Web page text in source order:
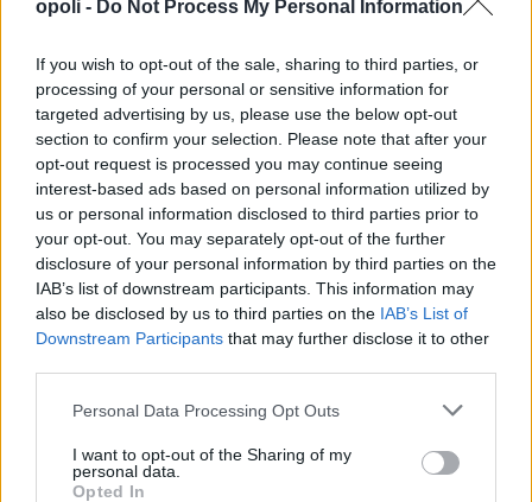
opoli - Do Not Process My Personal Information
If you wish to opt-out of the sale, sharing to third parties, or
processing of your personal or sensitive information for
targeted advertising by us, please use the below opt-out
section to confirm your selection. Please note that after your
opt-out request is processed you may continue seeing
interest-based ads based on personal information utilized by
us or personal information disclosed to third parties prior to
your opt-out. You may separately opt-out of the further
disclosure of your personal information by third parties on the
IAB’s list of downstream participants. This information may
also be disclosed by us to third parties on the IAB’s List of
Downstream Participants that may further disclose it to other
Personal Data Processing Opt Outs
I want to opt-out of the Sharing of my
personal data.
Opted In
“Back to the ’80s & ’90s” με τον Κώστα Μπίγαλη την
Πέμπτη 27 Αυγούστου, στο 1ο Φεστιβάλ Κοινοτήτων
του Δήμου Αλεξάνδρειας
Τετάρτη, 5 Αυγούστου 2026 7:08 ΜΜ